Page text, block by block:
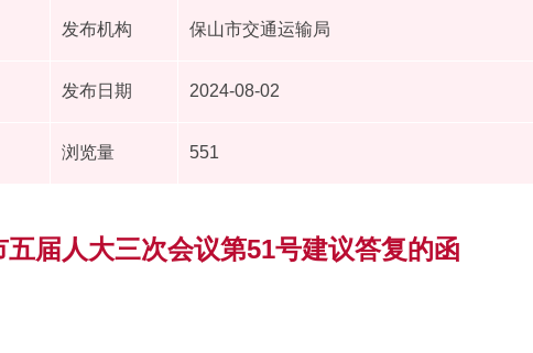
发布机构 保山市交通运输局
发布日期 2024-08-02
浏览量 551
届人大三次会议第51号建议答复的函